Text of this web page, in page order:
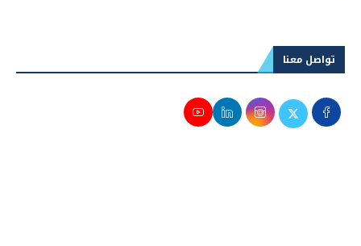
تواصل معنا